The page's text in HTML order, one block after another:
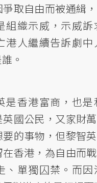
取自由而被通緝
組織示威，示威
港人繼續告訴劇
。
是香港富商，也
國公民，又家財
的事物，但黎智
香港，為自由而
、單獨囚禁。而